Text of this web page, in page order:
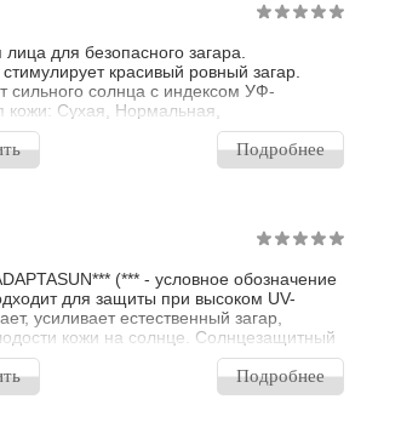
для безопасного загара.
красивый ровный загар.
сильного солнца с индексом УФ-
кожи: Сухая, Нормальная,
Подробнее
(*** - условное обозначение
для защиты при высоком UV-
усиливает естественный загар,
кожи на солнце. Солнцезащитный
текстурой с бархатистым
и поту. Подходит для чувствительной
загар более быстрый и
Подробнее